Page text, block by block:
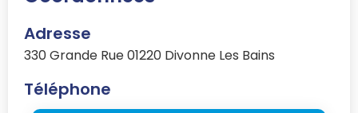
Adresse
330 Grande Rue 01220 Divonne Les Bains
Téléphone